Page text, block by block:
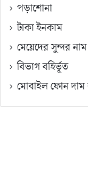
পড়াশোনা
টাকা ইনকাম
মেয়েদের সুন্দর নাম
বিভাগ বহির্ভূত
মোবাইল ফোন দাম